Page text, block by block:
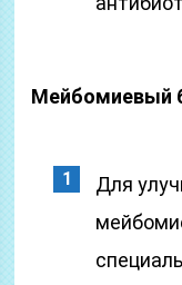
Mейбомиевый
Для